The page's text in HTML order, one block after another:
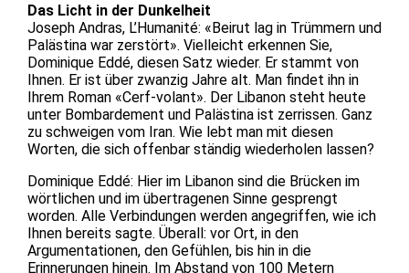
Das Licht in der Dunkelheit
Joseph Andras, L’Humanité: «Beirut lag in Trümmern und
Palästina war zerstört». Vielleicht erkennen Sie,
Dominique Eddé, diesen Satz wieder. Er stammt von
Ihnen. Er ist über zwanzig Jahre alt. Man findet ihn in
Ihrem Roman «Cerf-volant». Der Libanon steht heute
unter Bombardement und Palästina ist zerrissen. Ganz
zu schweigen vom Iran. Wie lebt man mit diesen
Worten, die sich offenbar ständig wiederholen lassen?
Dominique Eddé: Hier im Libanon sind die Brücken im
wörtlichen und im übertragenen Sinne gesprengt
worden. Alle Verbindungen werden angegriffen, wie ich
Ihnen bereits sagte. Überall: vor Ort, in den
Argumentationen, den Gefühlen, bis hin in die
Erinnerungen hinein. Im Abstand von 100 Metern